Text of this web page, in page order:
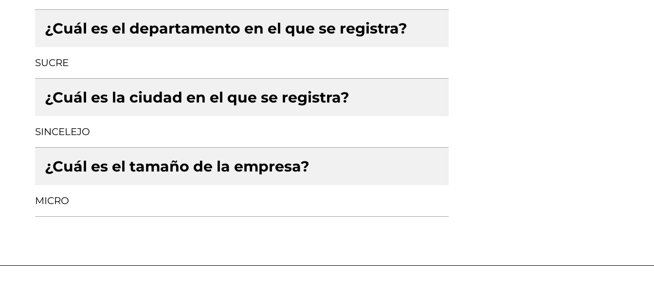
¿Cuál es el departamento en el que se registra?
SUCRE
¿Cuál es la ciudad en el que se registra?
SINCELEJO
¿Cuál es el tamaño de la empresa?
MICRO